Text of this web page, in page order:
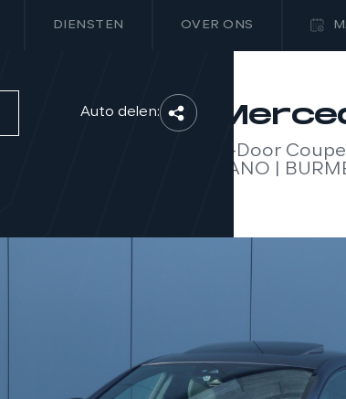
DIENSTEN OVER ONS
Auto delen:
4-Door
PANO |